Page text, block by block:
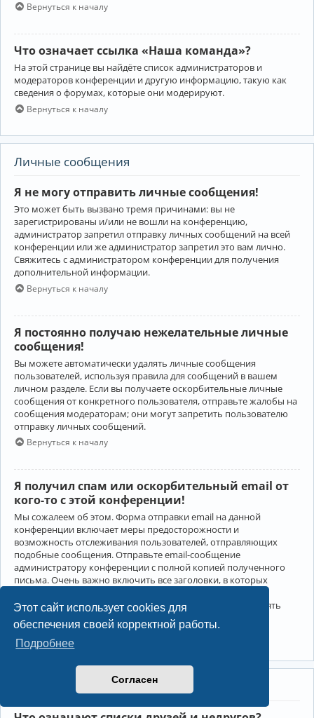
Этот сайт использует cookies для
обеспечения своей корректной работы.
Подробнее
Согласен
Вернуться к началу
Что означает ссылка «Наша команда»?
На этой странице вы найдёте список администраторов и
модераторов конференции и другую информацию, такую как
сведения о форумах, которые они модерируют.
Вернуться к началу
Личные сообщения
Я не могу отправить личные сообщения!
Это может быть вызвано тремя причинами: вы не
зарегистрированы и/или не вошли на конференцию,
администратор запретил отправку личных сообщений на всей
конференции или же администратор запретил это вам лично.
Свяжитесь с администратором конференции для получения
дополнительной информации.
Вернуться к началу
Я постоянно получаю нежелательные личные
сообщения!
Вы можете автоматически удалять личные сообщения
пользователей, используя правила для сообщений в вашем
личном разделе. Если вы получаете оскорбительные личные
сообщения от конкретного пользователя, отправьте жалобы на
сообщения модераторам; они могут запретить пользователю
отправку личных сообщений.
Вернуться к началу
Я получил спам или оскорбительный email от
кого-то с этой конференции!
Мы сожалеем об этом. Форма отправки email на данной
конференции включает меры предосторожности и
возможность отслеживания пользователей, отправляющих
подобные сообщения. Отправьте email-сообщение
администратору конференции с полной копией полученного
письма. Очень важно включить все заголовки, в которых
Администратор конференции сможет в этом случае принять
меры.
Друзья и недруги